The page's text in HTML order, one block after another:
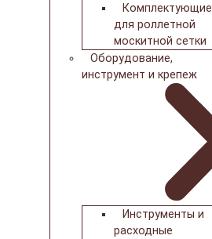
Комплектующие
для роллетной
москитной сетки
Оборудование,
инструмент и крепеж
Инструменты и
расходные